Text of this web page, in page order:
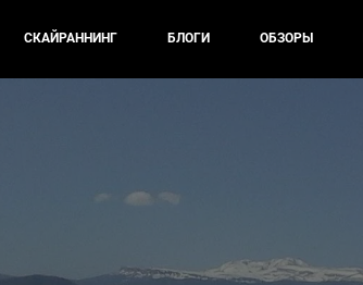
СКАЙРАННИНГ БЛОГИ ОБЗОРЫ